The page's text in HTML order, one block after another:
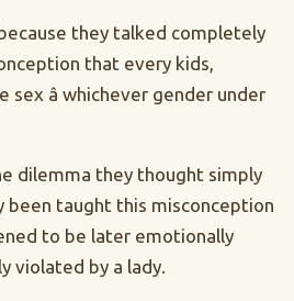
they talked completely
that every kids,
â whichever gender under
dilemma they thought simply
been taught this misconception
to be later emotionally
violated by a lady.